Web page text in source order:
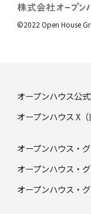
©2022 Open House
オープンハウス公
オープンハウス X
オープンハウス・
オープンハウス・
オープンハウス・